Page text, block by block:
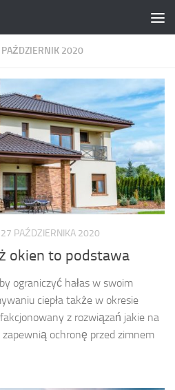
PAŹDZIERNIK 2020
27 PAŹDZIERNIKA 2020
okien to podstawa
ograniczyć hałas w swoim
ciepła także w okresie
z rozwiązań jakie na
ochronę przed zimnem